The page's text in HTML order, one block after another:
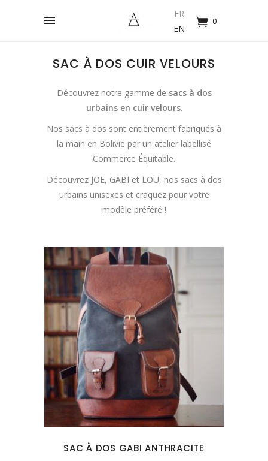
FR
EN
0
SAC À DOS CUIR VELOURS
Découvrez notre gamme de sacs à dos
urbains en cuir velours.
Nos sacs à dos sont entièrement fabriqués à
la main en Bolivie par un atelier labellisé
Commerce Équitable.
Découvrez JOE, GABI et LOU, nos sacs à dos
urbains unisexes et craquez pour votre
modèle préféré !
SAC À DOS GABI ANTHRACITE